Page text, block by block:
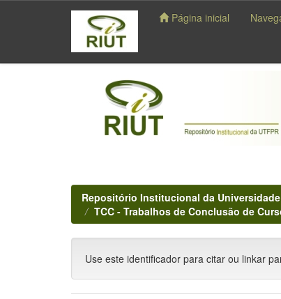
navigation
Página inicial
Repositório Institucional da
TCC - Trabalhos de Conclusão de
Use este identificador para citar ou linkar